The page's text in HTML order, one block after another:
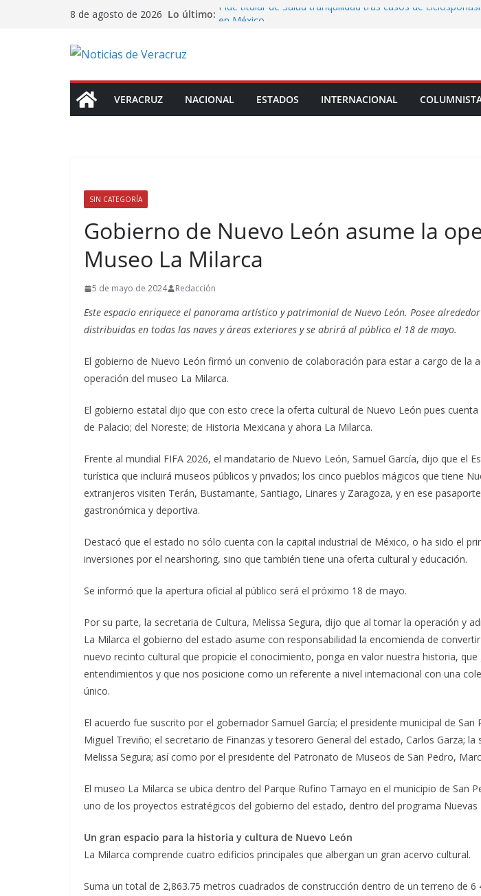
8 de agosto de 2026 Lo último: Pide titular de Salud tranquilidad tras casos de
“traicionar” a la 4T
De la Espriella toma el poder en Colombia y promete una
VERACRUZ NACIONAL ESTADOS INTERNACIONAL
SIN CATEGORÍA
Gobierno de Nuevo León asume la
Museo La Milarca
5 de mayo de 2024 Redacción
Este espacio enriquece el panorama artístico y patrimonial de Nuevo León. Posee
distribuidas en todas las naves y áreas exteriores y se abrirá al público el 18 de mayo.
El gobierno de Nuevo León firmó un convenio de colaboración para estar a cargo de la
operación del museo La Milarca.
El gobierno estatal dijo que con esto crece la oferta cultural de Nuevo León pues
de Palacio; del Noreste; de Historia Mexicana y ahora La Milarca.
Frente al mundial FIFA 2026, el mandatario de Nuevo León, Samuel García, dijo que el
turística que incluirá museos públicos y privados; los cinco pueblos mágicos que tiene
extranjeros visiten Terán, Bustamante, Santiago, Linares y Zaragoza, y en ese
gastronómica y deportiva.
Destacó que el estado no sólo cuenta con la capital industrial de México, o ha sido el
inversiones por el nearshoring, sino que también tiene una oferta cultural y educación.
Se informó que la apertura oficial al público será el próximo 18 de mayo.
Por su parte, la secretaria de Cultura, Melissa Segura, dijo que al tomar la operación y
La Milarca el gobierno del estado asume con responsabilidad la encomienda de
nuevo recinto cultural que propicie el conocimiento, ponga en valor nuestra historia, que
entendimientos y que nos posicione como un referente a nivel internacional con una
único.
El acuerdo fue suscrito por el gobernador Samuel García; el presidente municipal de San
Miguel Treviño; el secretario de Finanzas y tesorero General del estado, Carlos Garza; la
Melissa Segura; así como por el presidente del Patronato de Museos de San Pedro,
El museo La Milarca se ubica dentro del Parque Rufino Tamayo en el municipio de San
uno de los proyectos estratégicos del gobierno del estado, dentro del programa Nuevas
Un gran espacio para la historia y cultura de Nuevo León
La Milarca comprende cuatro edificios principales que albergan un gran acervo cultural.
Suma un total de 2,863.75 metros cuadrados de construcción dentro de un terreno de 6